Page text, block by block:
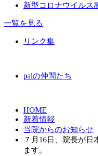
新型コロナウイルス
一覧を見る
リンク集
palの仲間たち
HOME
新着情報
当院からのお知らせ
７月16日、院長が日
ます。